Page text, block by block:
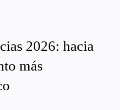
2026: hacia
más